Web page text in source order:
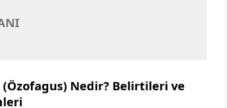
(Özofagus) Nedir? Belirtileri ve